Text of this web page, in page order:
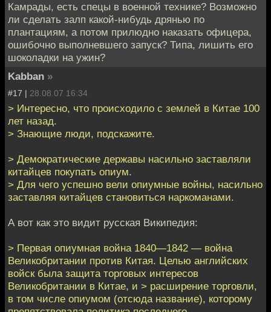
Камрады, есть спецы в военной технике? Возможно
ли сделать залп какой-нибудь дрянью по
плантациям, а потом прилюдно наказать офицера,
ошибочно выполневшего запуск? Типа, лишить его
шоколадки на ужин?
Kabban »
#17 | 28.08.07 16:34
> Интересно, что происходило с землей в Китае 100
лет назад.
> Знающие люди, подскажите.
> Демократические державы насильно заставляли
китайцев покупать опиум.
> Для чего успешно вели опиумные войны, насильно
заставляя китайцев становиться наркоманами.
А вот как это видит русская Википедия:
> Первая опиумная война 1840—1842 — война
Великобритании против Китая. Целью английских
войск была защита торговых интересов
Великобритании в Китае, и > расширение торговли,
в том числе опиумом (отсюда название), которому